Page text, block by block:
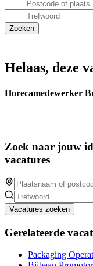
Helaas, deze
Horecamedewerker
Zoek naar jouw
vacatures
Vacatures zoeken
Gerelateerde
Packaging